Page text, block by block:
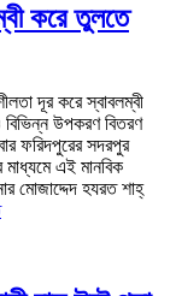
করে তুলতে
দূর করে স্বাবলম্বী
বিভিন্ন উপকরণ বিতরণ
ফরিদপুরের সদরপুর
মাধ্যমে এই মানবিক
মোজাদ্দেদ হযরত শাহ্